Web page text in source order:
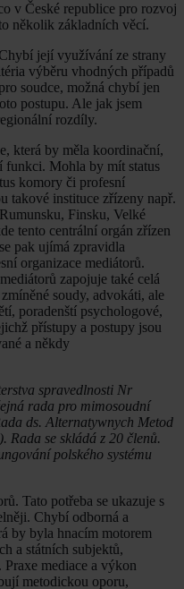
v České republice pro rozvoj
několik základních věcí.
její využívání ze strany
výběru vhodných případů
soudce, možná chybí jen
postupu. Ale jak jsem
rozdíly.
která by měla koordinační,
funkci. Mohla by mít status
komory či profesní
takové instituce zřízeny např.
Finsku, Velké
tento centrální orgán zřízen
pak ujímá zpravidla
organizace mediátorů.
zapojuje také celá
soudy, advokáti, ale
poradenští psychologové,
přístupy a postupy jsou
a někdy
spravedlnosti Nr
rada pro mimosoudní
ds. Alternatywnych Metod
se skládá z 20 členů.
polského systému
Tato potřeba se ukazuje s
Chybí odborná a
by byla hnacím motorem
a státních subjektů,
mediace a výkon
metodickou oporu,